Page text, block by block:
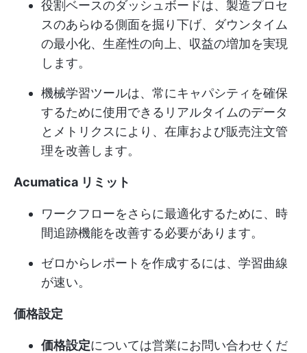
役割ベースのダッシュボードは、製造プロセ
スのあらゆる側面を掘り下げ、ダウンタイム
の最小化、生産性の向上、収益の増加を実現
します。
機械学習ツールは、常にキャパシティを確保
するために使用できるリアルタイムのデータ
とメトリクスにより、在庫および販売注文管
理を改善します。
Acumatica リミット
ワークフローをさらに最適化するために、時
間追跡機能を改善する必要があります。
ゼロからレポートを作成するには、学習曲線
が速い。
価格設定
価格設定については営業にお問い合わせくだ